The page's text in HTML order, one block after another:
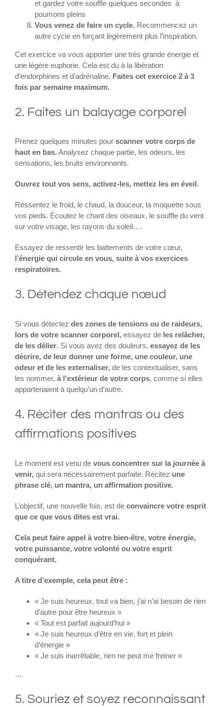
et gardez votre souffle quelques secondes à
poumons pleins
Vous venez de faire un cycle. Recommencez un
autre cycle en forçant légèrement plus l’inspiration.
Cet exercice va vous apporter une très grande énergie et
une légère euphorie. Cela est du à la libération
d’endorphines et d’adrénaline. Faites cet exercice 2 à 3
fois par semaine maximum.
2. Faites un balayage corporel
Prenez quelques minutes pour scanner votre corps de
haut en bas. Analysez chaque partie, les odeurs, les
sensations, les bruits environnants.
Ouvrez tout vos sens, activez-les, mettez les en éveil.
Ressentez le froid, le chaud, la douceur, la moquette sous
vos pieds. Écoutez le chant des oiseaux, le souffle du vent
sur votre visage, les rayons du soleil….
Essayez de ressentir les battements de votre cœur,
l’énergie qui circule en vous, suite à vos exercices
respiratoires.
3. Détendez chaque nœud
Si vous détectez des zones de tensions ou de raideurs,
lors de votre scanner corporel, essayez de les relâcher,
de les délier. Si vous avez des douleurs, essayez de les
décrire, de leur donner une forme, une couleur, une
odeur et de les externaliser, de les contextualiser, sans
les nommer, à l’extérieur de votre corps, comme si elles
appartenaient à quelqu’un d’autre.
4. Réciter des mantras ou des
affirmations positives
Le moment est venu de vous concentrer sur la journée à
venir, qui sera nécessairement parfaite. Récitez une
phrase clé, un mantra, un affirmation positive.
L’objectif, une nouvelle fois, est de convaincre votre esprit
que ce que vous dites est vrai.
Cela peut faire appel à votre bien-être, votre énergie,
votre puissance, votre volonté ou votre esprit
conquérant.
A titre d’exemple, cela peut être :
« Je suis heureux, tout va bien, j’ai n’ai besoin de rien
d’autre pour être heureux »
« Tout est parfait aujourd’hui »
« Je suis heureux d’être en vie, fort et plein
d’énergie »
« Je suis inarrêtable, rien ne peut me freiner »
…
5. Souriez et soyez reconnaissant